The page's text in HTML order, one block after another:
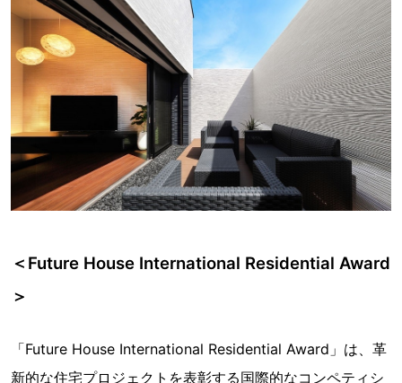
＜Future House International Residential Award
＞
「Future House International Residential Award」は、革
新的な住宅プロジェクトを表彰する国際的なコンペティシ